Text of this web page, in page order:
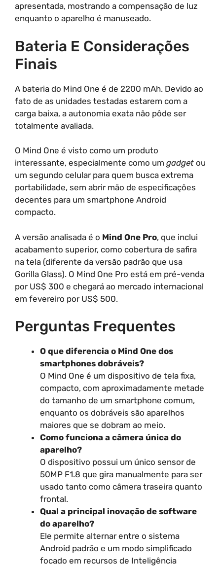
apresentada, mostrando a compensação de luz
enquanto o aparelho é manuseado.
Bateria E Considerações
Finais
A bateria do Mind One é de 2200 mAh. Devido ao
fato de as unidades testadas estarem com a
carga baixa, a autonomia exata não pôde ser
totalmente avaliada.
O Mind One é visto como um produto
interessante, especialmente como um gadget ou
um segundo celular para quem busca extrema
portabilidade, sem abrir mão de especificações
decentes para um smartphone Android
compacto.
A versão analisada é o Mind One Pro, que inclui
acabamento superior, como cobertura de safira
na tela (diferente da versão padrão que usa
Gorilla Glass). O Mind One Pro está em pré-venda
por US$ 300 e chegará ao mercado internacional
em fevereiro por US$ 500.
Perguntas Frequentes
O que diferencia o Mind One dos
smartphones dobráveis?
O Mind One é um dispositivo de tela fixa,
compacto, com aproximadamente metade
do tamanho de um smartphone comum,
enquanto os dobráveis são aparelhos
maiores que se dobram ao meio.
Como funciona a câmera única do
aparelho?
O dispositivo possui um único sensor de
50MP F1.8 que gira manualmente para ser
usado tanto como câmera traseira quanto
frontal.
Qual a principal inovação de software
do aparelho?
Ele permite alternar entre o sistema
Android padrão e um modo simplificado
focado em recursos de Inteligência